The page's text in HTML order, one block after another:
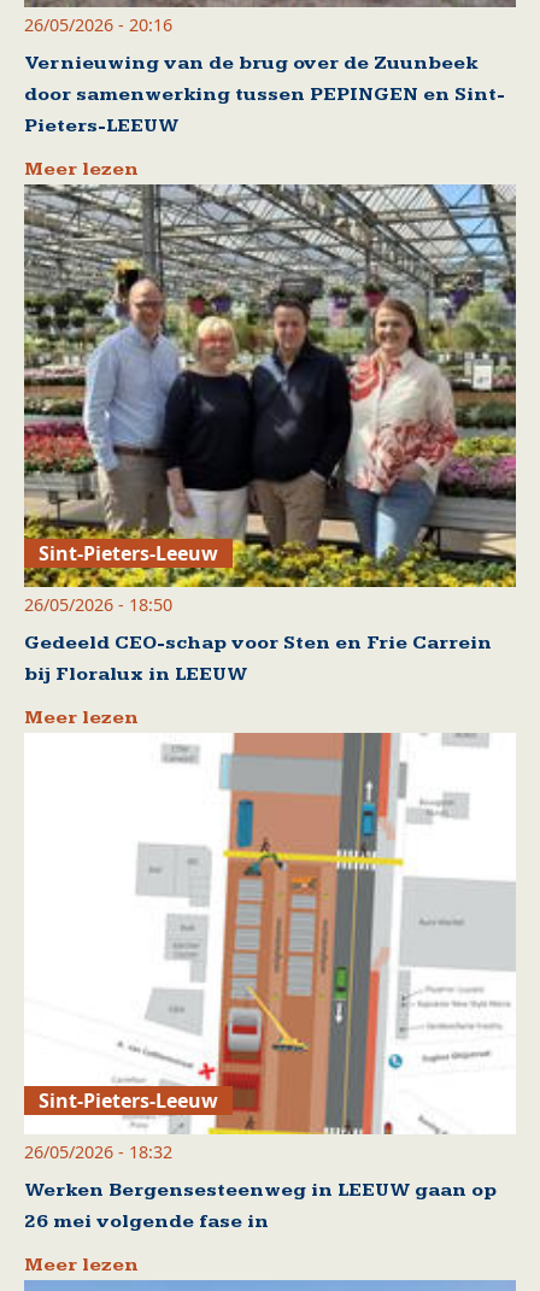
26/05/2026 - 20:16
Vernieuwing van de brug over de Zuunbeek
door samenwerking tussen PEPINGEN en Sint-
Pieters-LEEUW
Meer lezen
Sint-Pieters-Leeuw
26/05/2026 - 18:50
Gedeeld CEO-schap voor Sten en Frie Carrein
bij Floralux in LEEUW
Meer lezen
Sint-Pieters-Leeuw
26/05/2026 - 18:32
Werken Bergensesteenweg in LEEUW gaan op
26 mei volgende fase in
Meer lezen